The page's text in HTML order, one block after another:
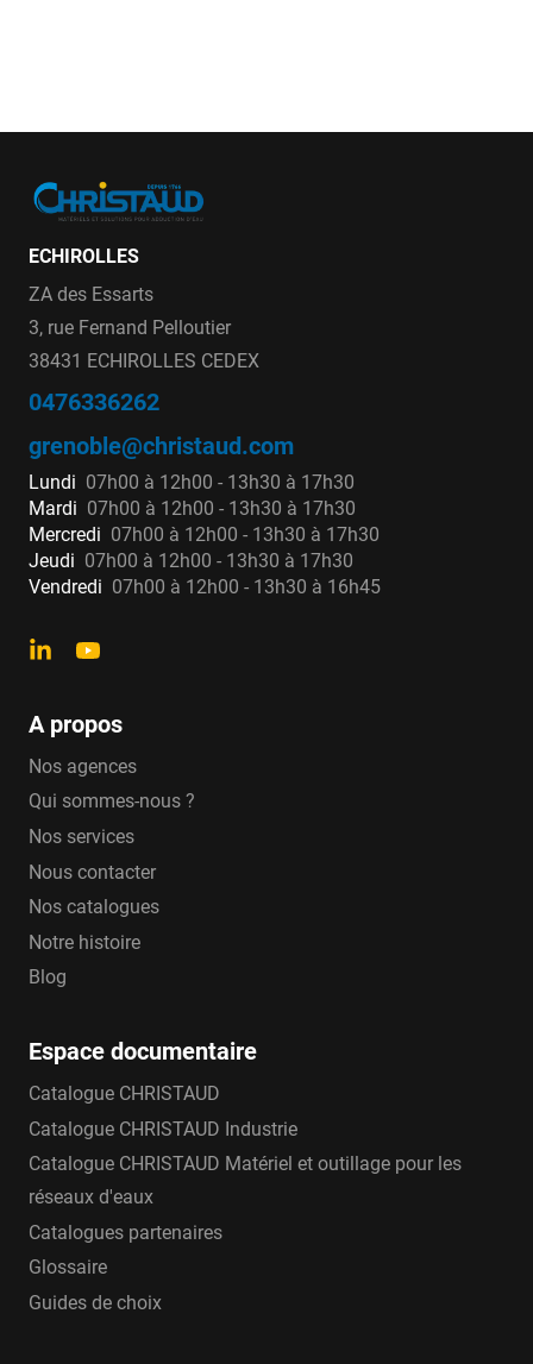
ECHIROLLES
ZA des Essarts
3, rue Fernand Pelloutier
38431 ECHIROLLES CEDEX
0476336262
grenoble@christaud.com
Lundi 07h00 à 12h00 - 13h30 à 17h30
Mardi 07h00 à 12h00 - 13h30 à 17h30
Mercredi 07h00 à 12h00 - 13h30 à 17h30
Jeudi 07h00 à 12h00 - 13h30 à 17h30
Vendredi 07h00 à 12h00 - 13h30 à 16h45
A propos
Nos agences
Qui sommes-nous ?
Nos services
Nous contacter
Nos catalogues
Notre histoire
Blog
Espace documentaire
Catalogue CHRISTAUD
Catalogue CHRISTAUD Industrie
Catalogue CHRISTAUD Matériel et outillage pour les
réseaux d'eaux
Catalogues partenaires
Glossaire
Guides de choix